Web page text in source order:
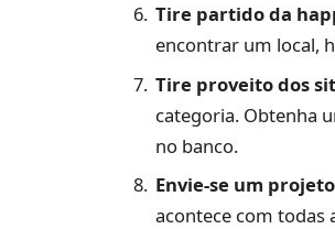
Tire partido da
encontrar um local,
Tire proveito dos
categoria. Obtenha
no banco.
Envie-se um
acontece com todas